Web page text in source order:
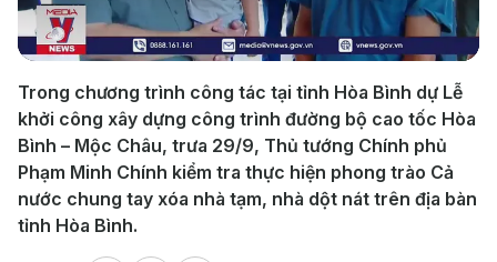
Video
Trong chương trình công tác tại tỉnh Hòa Bình dự Lễ
khởi công xây dựng công trình đường bộ cao tốc Hòa
Bình – Mộc Châu, trưa 29/9, Thủ tướng Chính phủ
Phạm Minh Chính kiểm tra thực hiện phong trào Cả
nước chung tay xóa nhà tạm, nhà dột nát trên địa bàn
tỉnh Hòa Bình.